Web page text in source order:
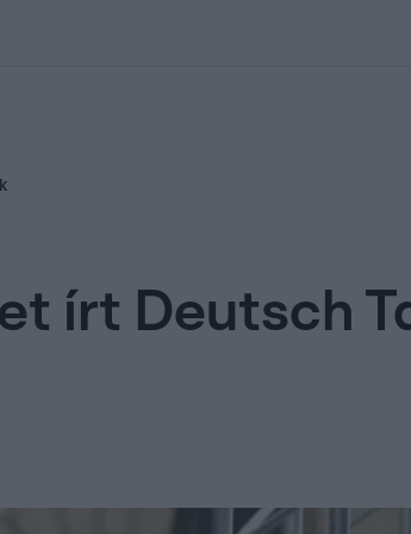
írt Deutsch